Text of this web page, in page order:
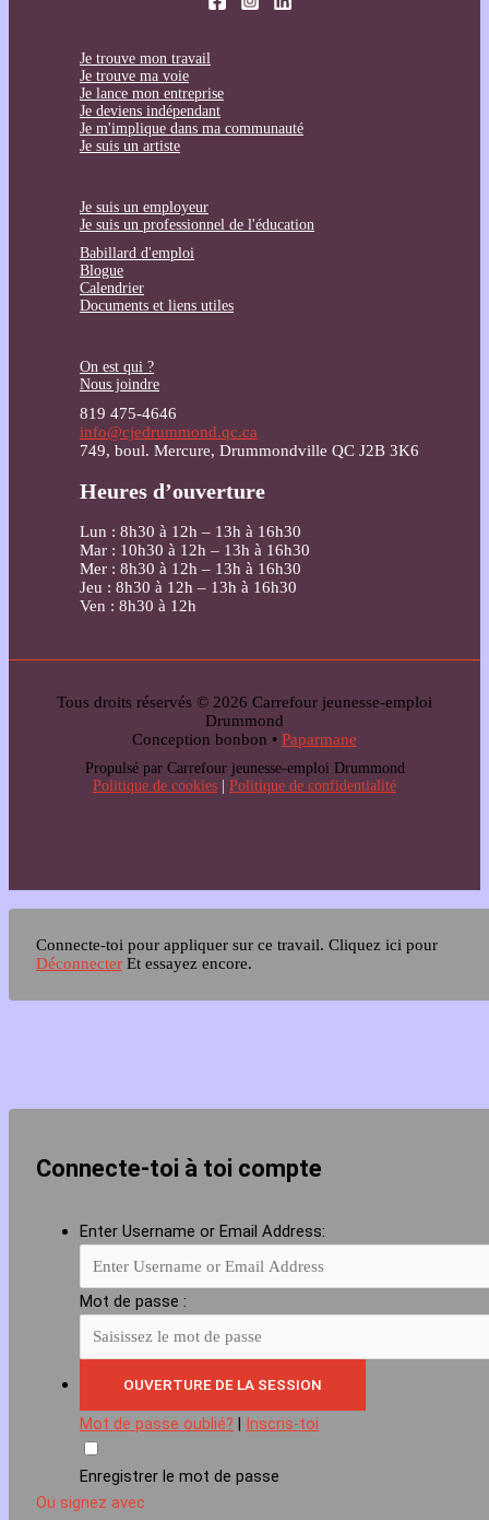
Je trouve mon travail
Je trouve ma voie
Je lance mon entreprise
Je deviens indépendant
Je m'implique dans ma communauté
Je suis un artiste
Je suis un employeur
Je suis un professionnel de l'éducation
Babillard d'emploi
Blogue
Calendrier
Documents et liens utiles
On est qui ?
Nous joindre
819 475-4646
info@cjedrummond.qc.ca
749, boul. Mercure, Drummondville QC J2B 3K6
Heures d’ouverture
Lun : 8h30 à 12h – 13h à 16h30
Mar : 10h30 à 12h – 13h à 16h30
Mer : 8h30 à 12h – 13h à 16h30
Jeu : 8h30 à 12h – 13h à 16h30
Ven : 8h30 à 12h
Tous droits réservés © 2026 Carrefour jeunesse-emploi
Drummond
Conception bonbon • Paparmane
Propulsé par Carrefour jeunesse-emploi Drummond
Politique de cookies | Politique de confidentialité
Connecte-toi pour appliquer sur ce travail. Cliquez ici pour
Déconnecter Et essayez encore.
Connecte-toi à toi compte
Enter Username or Email Address:
Mot de passe :
Mot de passe oublié? Inscris-toi
Enregistrer le mot de passe
Ou signez avec